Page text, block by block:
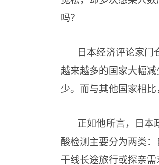
吗？
日本经济评论家
越来越多的国家大幅
少。而与其他国家相
正如他所言，日本
酸检测主要分为两类
干线长途旅行或探亲